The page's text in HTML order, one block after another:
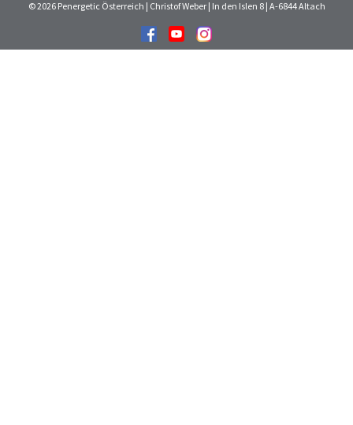
© 2026 Penergetic Österreich | Christof Weber | In den Islen 8 | A-6844 Altach
FacebookYoutube